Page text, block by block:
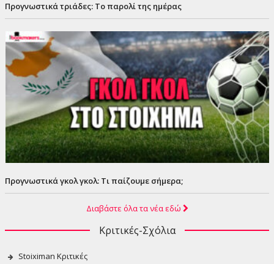
Προγνωστικά τριάδες: Το παρολί της ημέρας
Προγνωστικά γκολ γκολ: Τι παίζουμε σήμερα;
Διαβάστε όλα τα νέα εδώ
Κριτικές-Σχόλια
Stoiximan Κριτικές